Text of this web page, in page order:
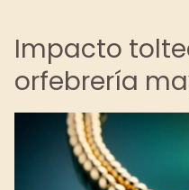
Impacto
orfebrería